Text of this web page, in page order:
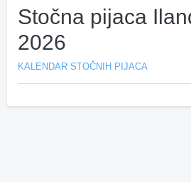
Stočna pijaca
2026
KALENDAR STOČNIH PIJACA